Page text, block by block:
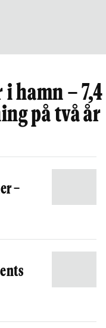
hamn – 7,4
på två år
−